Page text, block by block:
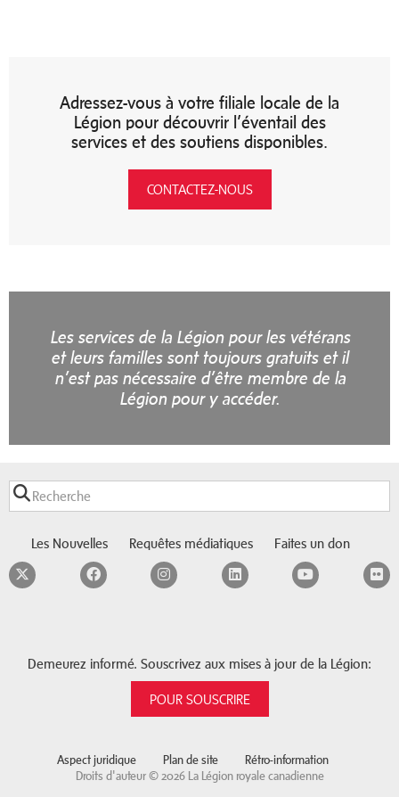
Adressez-vous à votre filiale locale de la
Légion pour découvrir l’éventail des
services et des soutiens disponibles.
CONTACTEZ-NOUS
Les services de la Légion pour les vétérans
et leurs familles sont toujours gratuits et il
n’est pas nécessaire d’être membre de la
Légion pour y accéder.
Les Nouvelles Requêtes médiatiques Faites un don
TwitterFacebookInstagramLinkedInYouTube
Demeurez informé. Souscrivez aux mises à jour de la Légion:
POUR SOUSCRIRE
Aspect juridique Plan de site
Rétro-information
Droits d'auteur © 2026 La Légion royale canadienne